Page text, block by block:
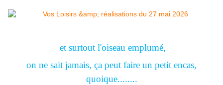
et surtout l'oiseau emplumé,
on ne sait jamais, ça peut faire un petit encas,
quoique........